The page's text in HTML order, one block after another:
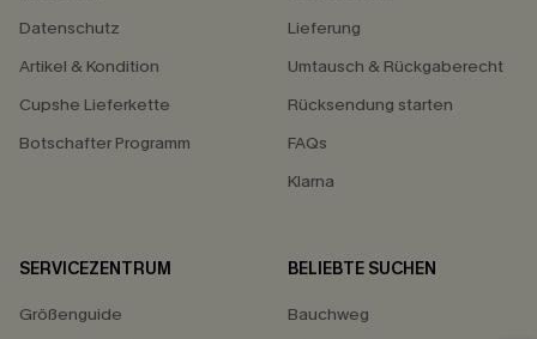
Datenschutz
Artikel & Kondition
Cupshe Lieferkette
Botschafter Programm
Lieferung
Umtausch & Rückgaberecht
Rücksendung starten
FAQs
Klarna
SERVICEZENTRUM
Größenguide
BELIEBTE SUCHEN
Bauchweg